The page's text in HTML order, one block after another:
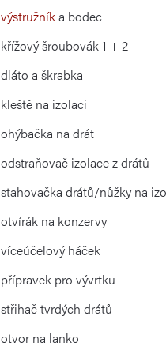
výstružníka bodec
křížový šroubovák 1 + 2
dláto a škrabka
kleště na izolaci
ohýbačka na drát
odstraňovač izolace z drátů
stahovačka drátů/nůžky na
otvírák na konzervy
víceúčelový háček
přípravek pro vývrtku
střihač tvrdých drátů
otvor na lanko